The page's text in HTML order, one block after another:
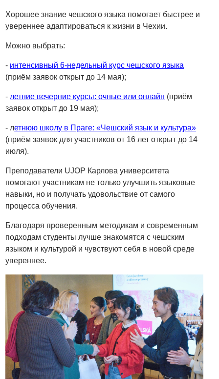
Хорошее знание чешского языка помогает быстрее и
увереннее адаптироваться к жизни в Чехии.
Можно выбрать:
- интенсивный 6-недельный курс чешского языка
(приём заявок открыт до 14 мая);
- летние вечерние курсы: очные или онлайн (приём
заявок открыт до 19 мая);
- летнюю школу в Праге: «Чешский язык и культура»
(приём заявок для участников от 16 лет открыт до 14
июля).
Преподаватели UJOP Карлова университета
помогают участникам не только улучшить языковые
навыки, но и получать удовольствие от самого
процесса обучения.
Благодаря проверенным методикам и современным
подходам студенты лучше знакомятся с чешским
языком и культурой и чувствуют себя в новой среде
увереннее.